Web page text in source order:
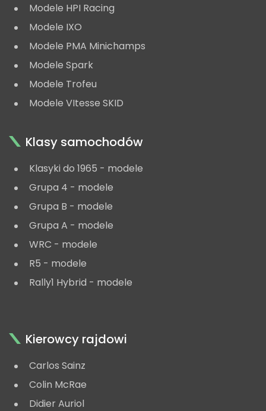
Modele HPI Racing
Modele IXO
Modele PMA Minichamps
Modele Spark
Modele Trofeu
Modele VItesse SKID
Klasy samochodów
Klasyki do 1965 - modele
Grupa 4 - modele
Grupa B - modele
Grupa A - modele
WRC - modele
R5 - modele
Rally1 Hybrid - modele
Kierowcy rajdowi
Carlos Sainz
Colin McRae
Didier Auriol